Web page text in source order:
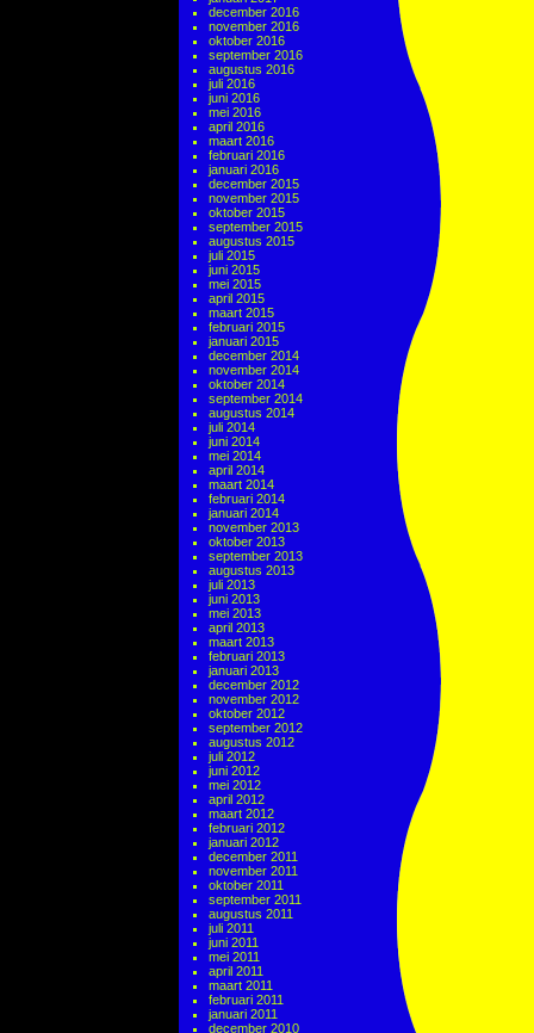
december 2016
november 2016
oktober 2016
september 2016
augustus 2016
juli 2016
juni 2016
mei 2016
april 2016
maart 2016
februari 2016
januari 2016
december 2015
november 2015
oktober 2015
september 2015
augustus 2015
juli 2015
juni 2015
mei 2015
april 2015
maart 2015
februari 2015
januari 2015
december 2014
november 2014
oktober 2014
september 2014
augustus 2014
juli 2014
juni 2014
mei 2014
april 2014
maart 2014
februari 2014
januari 2014
november 2013
oktober 2013
september 2013
augustus 2013
juli 2013
juni 2013
mei 2013
april 2013
maart 2013
februari 2013
januari 2013
december 2012
november 2012
oktober 2012
september 2012
augustus 2012
juli 2012
juni 2012
mei 2012
april 2012
maart 2012
februari 2012
januari 2012
december 2011
november 2011
oktober 2011
september 2011
augustus 2011
juli 2011
juni 2011
mei 2011
april 2011
maart 2011
februari 2011
januari 2011
december 2010